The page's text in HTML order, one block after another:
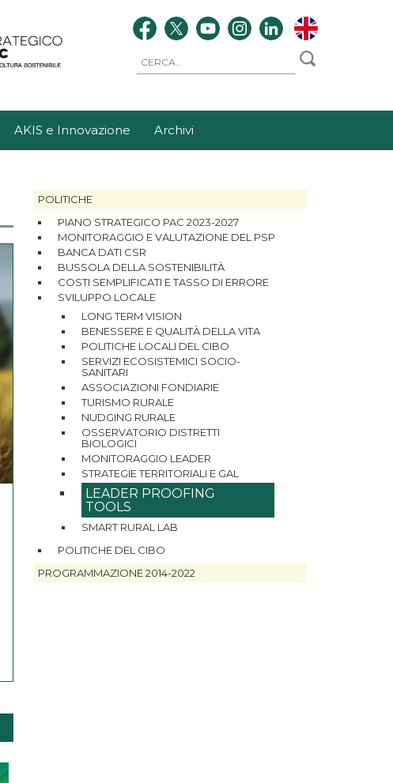
AKIS e Innovazione Archivi
POLITICHE
PIANO STRATEGICO PAC 2023-2027
MONITORAGGIO E VALUTAZIONE DEL PSP
BANCA DATI CSR
BUSSOLA DELLA SOSTENIBILITÀ
COSTI SEMPLIFICATI E TASSO DI ERRORE
SVILUPPO LOCALE
LONG TERM VISION
BENESSERE E QUALITÀ DELLA VITA
POLITICHE LOCALI DEL CIBO
SERVIZI ECOSISTEMICI SOCIO-
SANITARI
ASSOCIAZIONI FONDIARIE
TURISMO RURALE
NUDGING RURALE
OSSERVATORIO DISTRETTI
BIOLOGICI
MONITORAGGIO LEADER
STRATEGIE TERRITORIALI E GAL
LEADER PROOFING
TOOLS
SMART RURAL LAB
POLITICHE DEL CIBO
PROGRAMMAZIONE 2014-2022